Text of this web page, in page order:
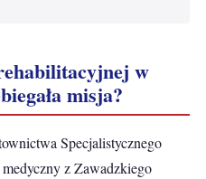
w
misja?
Specjalistycznego
z Zawadzkiego